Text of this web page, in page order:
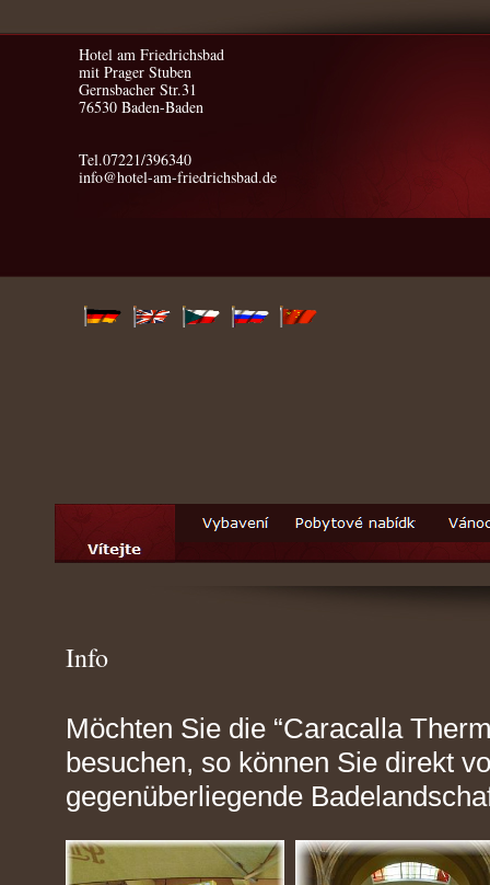
Hotel am Friedrichsbad
mit Prager Stuben
Gernsbacher Str.31
76530 Baden-Baden
Tel.07221/396340
info@hotel-am-friedrichsbad.de
Info
Möchten Sie die “Caracalla
besuchen, so können Sie direkt
gegenüberliegende